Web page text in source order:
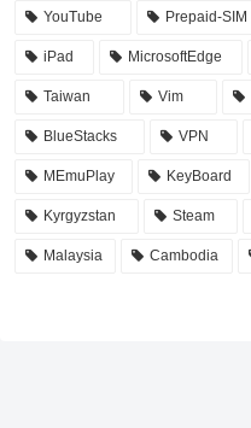
YouTube Prepaid-SIM
iPad MicrosoftEdge
Taiwan Vim
BlueStacks VPN
MEmuPlay KeyBoard
Kyrgyzstan Steam
Malaysia Cambodia